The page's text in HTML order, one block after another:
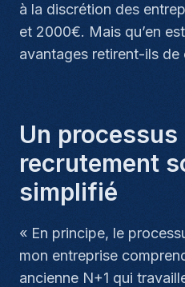
à la discrétion des
et 2000€. Mais qu’en
avantages retirent-ils de
Un processus
recrutement
simplifié
« En principe, le
mon entreprise
ancienne N+1 qui